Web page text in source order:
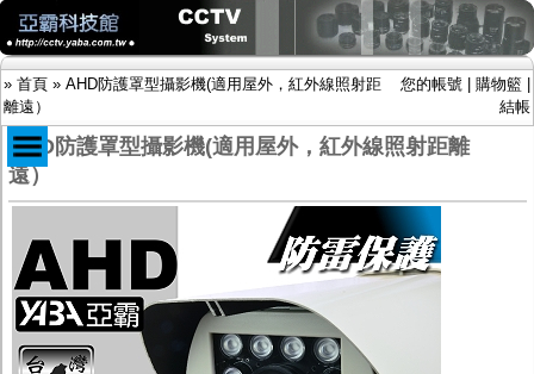
» 首頁 » AHD防護罩型攝影機(適用屋外，紅外線照射距
離遠）
您的帳號 購物籃
結帳
IP網路攝影機及錄放影機
AHD DVR數位錄放影機
AHD半球型(適用屋內)
AHD中小型紅外線攝影機(適用騎樓、室內外)
AHD防護罩型攝影機(適用屋外，紅外線照射
距離遠）
AHD防護罩型攝影機(適用屋外，紅外線照射距離
遠）